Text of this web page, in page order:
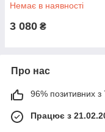
Немає в наявності
3 080 ₴
Про нас
96% позитивних з
Працює з